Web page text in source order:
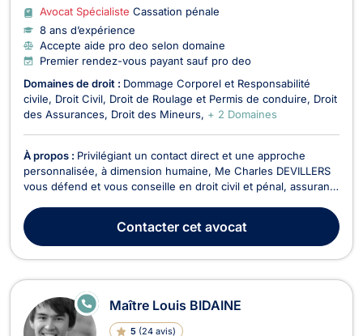
Avocat Spécialiste Cassation pénale
8 ans d’expérience
Accepte aide pro deo selon domaine
Premier rendez-vous payant sauf pro deo
Domaines de droit : Dommage Corporel et Responsabilité
civile
Droit Civil Droit de Roulage et Permis de conduire
Droit
des Assurances Droit des Mineurs + 2 Domaines
À propos : Privilégiant un contact direct et une approche
personnalisée, à dimension humaine, Me Charles DEVILLERS
vous défend et vous conseille en droit civil et pénal, assurant
vos intérêts au cœur de votre défense, avec stratégie et
transparence, dans le respect du secret ...
Contactercet avocat
Maître Louis BIDAINE
5 (24 avis)
E
N